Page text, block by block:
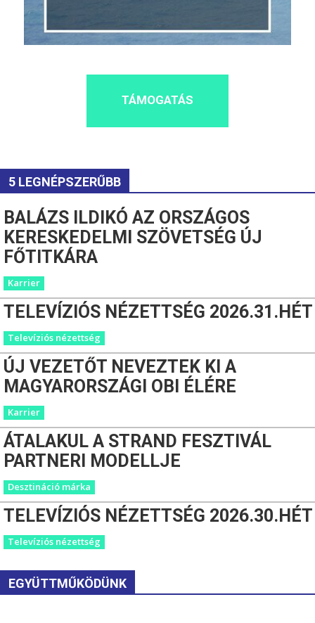
TÁMOGATÁS
5 LEGNÉPSZERŰBB
BALÁZS ILDIKÓ AZ ORSZÁGOS
KERESKEDELMI SZÖVETSÉG ÚJ
FŐTITKÁRA
Karrier
TELEVÍZIÓS NÉZETTSÉG 2026.31.HÉT
Televíziós nézettség
ÚJ VEZETŐT NEVEZTEK KI A
MAGYARORSZÁGI OBI ÉLÉRE
Karrier
ÁTALAKUL A STRAND FESZTIVÁL
PARTNERI MODELLJE
Desztináció márka
TELEVÍZIÓS NÉZETTSÉG 2026.30.HÉT
Televíziós nézettség
EGYÜTTMŰKÖDÜNK